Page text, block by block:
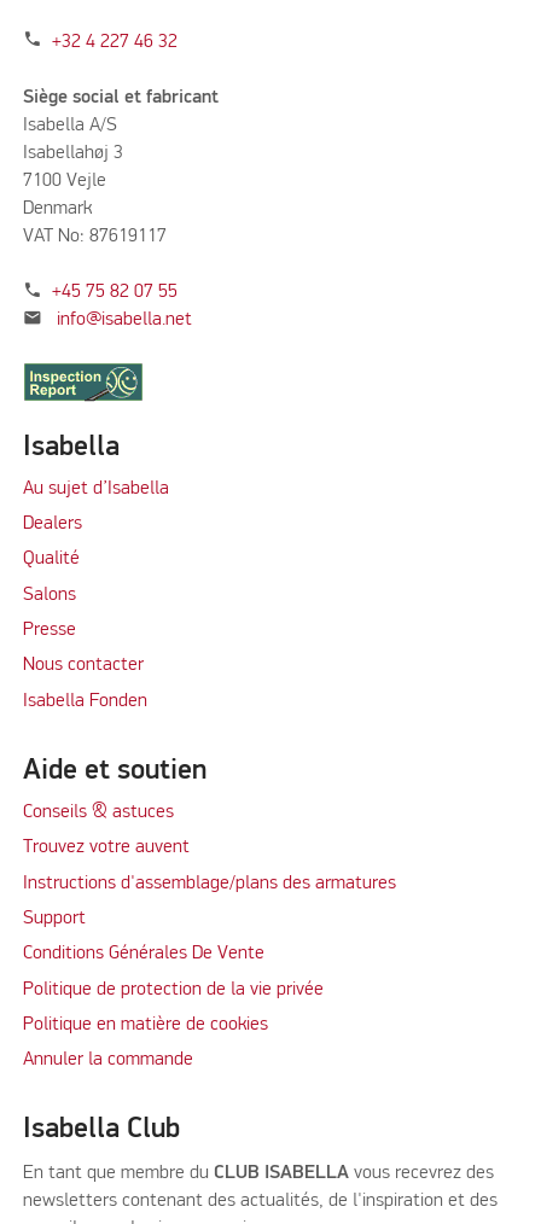
phone +32 4 227 46 32
Siège social et fabricant
Isabella A/S
Isabellahøj 3
7100 Vejle
Denmark
VAT No: 87619117
phone +45 75 82 07 55
mail info@isabella.net
Isabella
Au sujet d’Isabella
Dealers
Qualité
Salons
Presse
Nous contacter
Isabella Fonden
Aide et soutien
Conseils & astuces
Trouvez votre auvent
Instructions d'assemblage/plans des armatures
Support
Conditions Générales De Vente
Politique de protection de la vie privée
Politique en matière de cookies
Annuler la commande
Isabella Club
En tant que membre du CLUB ISABELLA vous recevrez des
newsletters contenant des actualités, de l'inspiration et des